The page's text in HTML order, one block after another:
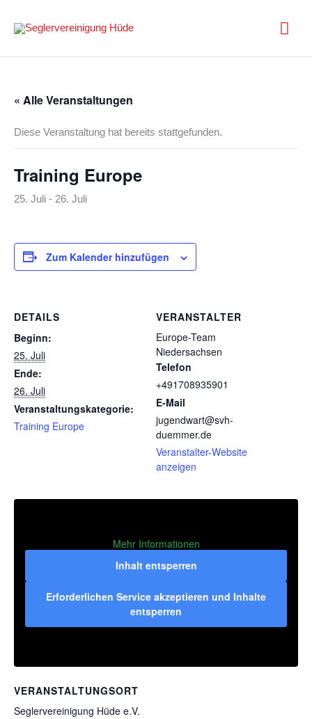
Inhalt
springen
« Alle Veranstaltungen
Diese Veranstaltung hat bereits stattgefunden.
Training Europe
25. Juli - 26. Juli
Zum Kalender hinzufügen
DETAILS
Beginn:
25. Juli
Ende:
26. Juli
Veranstaltungskategorie:
Training Europe
VERANSTALTER
Europe-Team
Niedersachsen
Telefon
+491708935901
E-Mail
jugendwart@svh-
duemmer.de
Veranstalter-Website
anzeigen
VERANSTALTUNGSORT
Seglervereinigung Hüde e.V.
Mehr Informationen
Inhalt entsperren
Erforderlichen Service akzeptieren und Inhalte
entsperren